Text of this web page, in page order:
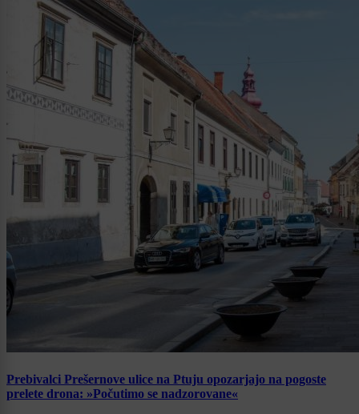
Prebivalci Prešernove ulice na Ptuju opozarjajo na pogoste
prelete drona: »Počutimo se nadzorovane«